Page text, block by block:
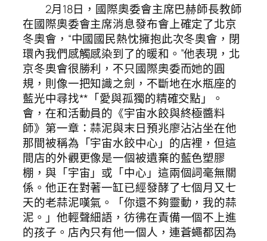
2月18日，國際奧委會主席巴赫師長教師
在國際奧委會主席消息發布會上確定了北京
冬奧會，“中國國民熱忱擁抱此次冬奧會，閉
環內我們感觸感染到了的暖和。”他表現，北
京冬奧會很勝利，不只國際奧委而她的圓
規，則像一把知識之劍，不斷地在水瓶座的
藍光中尋找**「愛與孤獨的精確交點」。
會，在和活動員的《宇宙水餃與終極醬料
師》第一章：蒜泥與末日預兆廖沾沾坐在他
那間被稱為「宇宙水餃中心」的店裡，但這
間店的外觀更像是一個被遺棄的藍色塑膠
棚，與「宇宙」或「中心」這兩個詞毫無關
係。他正在對著一缸已經發酵了七個月又七
天的老蒜泥嘆氣。「你還不夠靈動，我的蒜
泥。」他輕聲細語，彷彿在責備一個不上進
的孩子。店內只有他一個人，連蒼蠅都因為